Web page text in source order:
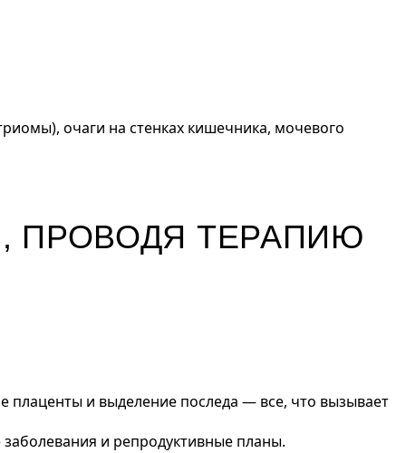
очаги на стенках кишечника, мочевого
ПРОВОДЯ ТЕРАПИЮ
плаценты и выделение последа — все, что вызывает
и репродуктивные планы.